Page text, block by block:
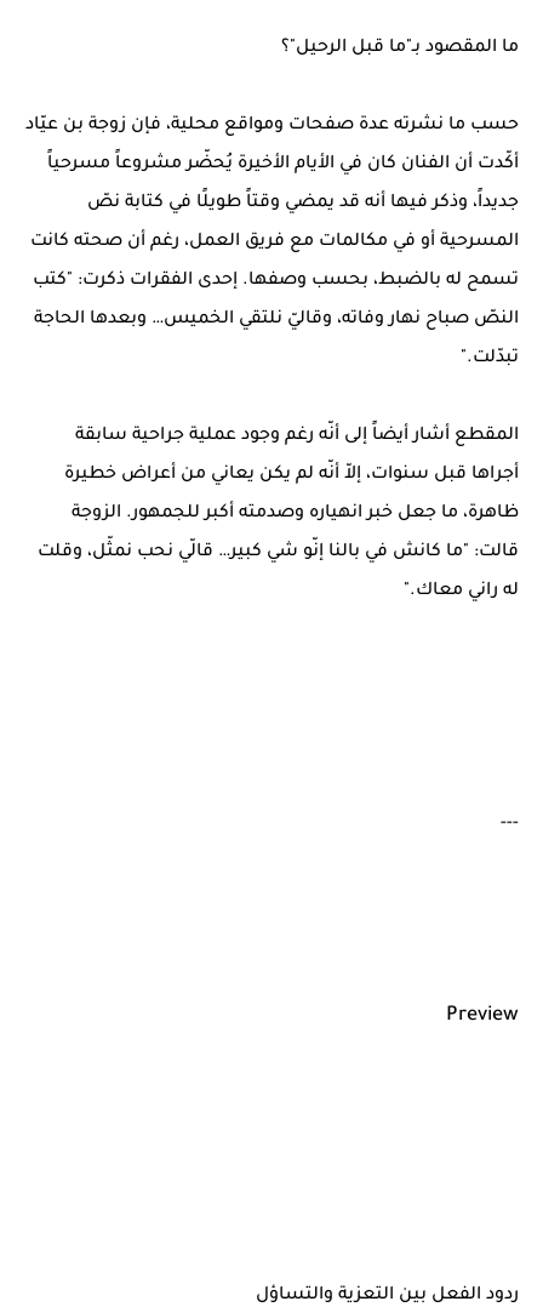
ما المقصود بـ"ما قبل الرحيل"؟
حسب ما نشرته عدة صفحات ومواقع محلية، فإن زوجة بن عيّاد
أكّدت أن الفنان كان في الأيام الأخيرة يُحضّر مشروعاً مسرحياً
جديداً، وذكر فيها أنه قد يمضي وقتاً طويلًا في كتابة نصّ
المسرحية أو في مكالمات مع فريق العمل، رغم أن صحته كانت
تسمح له بالضبط، بحسب وصفها. إحدى الفقرات ذكرت: "كتب
النصّ صباح نهار وفاته، وقاليّ نلتقي الخميس… وبعدها الحاجة
تبدّلت."
المقطع أشار أيضاً إلى أنّه رغم وجود عملية جراحية سابقة
أجراها قبل سنوات، إلاّ أنّه لم يكن يعاني من أعراض خطيرة
ظاهرة، ما جعل خبر انهياره وصدمته أكبر للجمهور. الزوجة
قالت: "ما كانش في بالنا إنّو شي كبير… قالّي نحب نمثّل، وقلت
له راني معاك."
---
Preview
ردود الفعل بين التعزية والتساؤل